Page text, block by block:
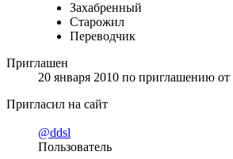
Захабренный
Старожил
Переводчик
Приглашен
20 января 2010 по приглашению от
Пригласил на сайт
@ddsl
Пользователь